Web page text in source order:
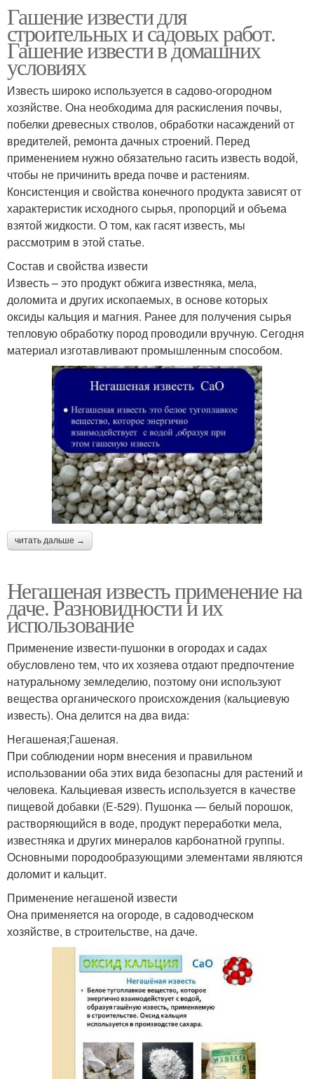
Гашение извести для
строительных и садовых работ.
Гашение извести в домашних
условиях
Известь широко используется в садово-огородном
хозяйстве. Она необходима для раскисления почвы,
побелки древесных стволов, обработки насаждений от
вредителей, ремонта дачных строений. Перед
применением нужно обязательно гасить известь водой,
чтобы не причинить вреда почве и растениям.
Консистенция и свойства конечного продукта зависят от
характеристик исходного сырья, пропорций и объема
взятой жидкости. О том, как гасят известь, мы
рассмотрим в этой статье.
Состав и свойства извести
Известь – это продукт обжига известняка, мела,
доломита и других ископаемых, в основе которых
оксиды кальция и магния. Ранее для получения сырья
тепловую обработку пород проводили вручную. Сегодня
материал изготавливают промышленным способом.
читать дальше →
Негашеная известь применение на
даче. Разновидности и их
использование
Применение извести-пушонки в огородах и садах
обусловлено тем, что их хозяева отдают предпочтение
натуральному земледелию, поэтому они используют
вещества органического происхождения (кальциевую
известь). Она делится на два вида:
Негашеная;Гашеная.
При соблюдении норм внесения и правильном
использовании оба этих вида безопасны для растений и
человека. Кальциевая известь используется в качестве
пищевой добавки (Е-529). Пушонка — белый порошок,
растворяющийся в воде, продукт переработки мела,
известняка и других минералов карбонатной группы.
Основными породообразующими элементами являются
доломит и кальцит.
Применение негашеной извести
Она применяется на огороде, в садоводческом
хозяйстве, в строительстве, на даче.